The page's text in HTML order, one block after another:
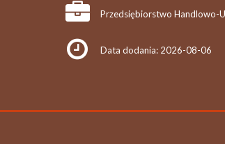
Data dodania: 2026-08-06